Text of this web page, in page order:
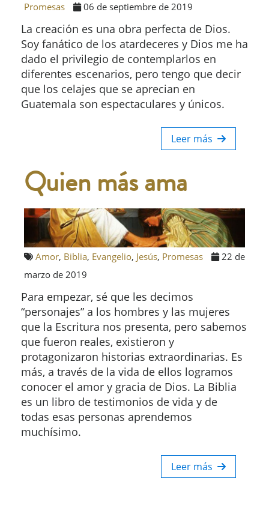
Promesas
06 de septiembre de 2019
La creación es una obra perfecta de Dios.
Soy fanático de los atardeceres y Dios me ha
dado el privilegio de contemplarlos en
diferentes escenarios, pero tengo que decir
que los celajes que se aprecian en
Guatemala son espectaculares y únicos.
Leer más
Quien más ama
Amor, Biblia, Evangelio, Jesús, Promesas
22 de
marzo de 2019
Para empezar, sé que les decimos
“personajes” a los hombres y las mujeres
que la Escritura nos presenta, pero sabemos
que fueron reales, existieron y
protagonizaron historias extraordinarias. Es
más, a través de la vida de ellos logramos
conocer el amor y gracia de Dios. La Biblia
es un libro de testimonios de vida y de
todas esas personas aprendemos
muchísimo.
Leer más